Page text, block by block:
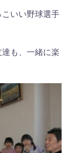
いい野球選手
も、一緒に楽